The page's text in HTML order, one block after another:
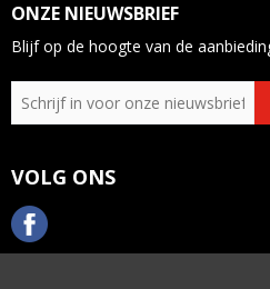
ONZE NIEUWSBRIEF
Blijf op de hoogte van de
VOLG ONS